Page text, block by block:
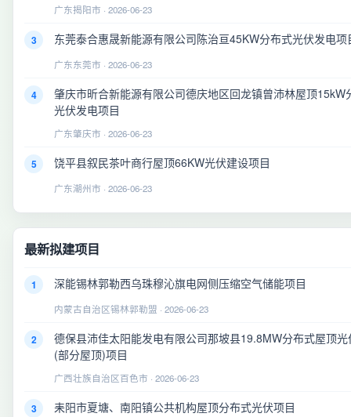
广东揭阳市 · 2026-06-23
3 东莞泰合惠晟新能源有限公司陈治亘45KW分布式光伏发电项
广东东莞市 · 2026-06-23
4
肇庆市昕合新能源有限公司德庆地区回龙镇曾沛林屋顶15kW
光伏发电项目
广东肇庆市 · 2026-06-23
5 饶平县叙民茶叶商行屋顶66KW光伏建设项目
广东潮州市 · 2026-06-23
最新拟建项目
1 深能锡林郭勒西乌珠穆沁旗电网侧压缩空气储能项目
内蒙古自治区锡林郭勒盟 · 2026-06-23
2
德保县沛佳太阳能发电有限公司那坡县19.8MW分布式屋顶光
(部分屋顶)项目
广西壮族自治区百色市 · 2026-06-23
3 耒阳市夏塘、南阳镇公共机构屋顶分布式光伏项目